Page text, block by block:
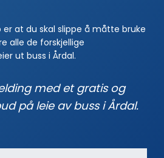
er at du skal slippe å måtte bruke
alle de forskjellige
ut buss i Årdal.
med et gratis og
på leie av buss i Årdal.